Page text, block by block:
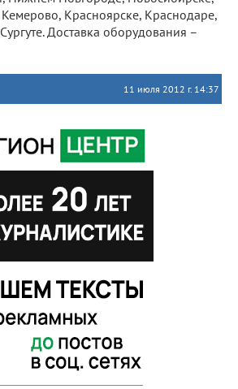
Кемерово, Красноярске, Краснодаре,
Доставка оборудования –
11 июля 2012 г. 14:37